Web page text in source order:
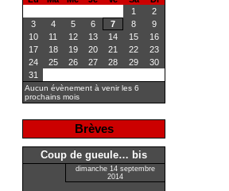
1
2
3
4 5 6 7 8
9
10
11 12 13 14 15
16
17
18 19 20 21 22
23
24
25 26 27 28 29
30
31
Aucun évènement à venir les 6
prochains mois
Brèves
Coup de gueule… bis
dimanche 14 septembre
2014